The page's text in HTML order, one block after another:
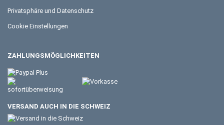
Privatsphäre und Datenschutz
Cookie Einstellungen
ZAHLUNGSMÖGLICHKEITEN
VERSAND AUCH IN DIE SCHWEIZ